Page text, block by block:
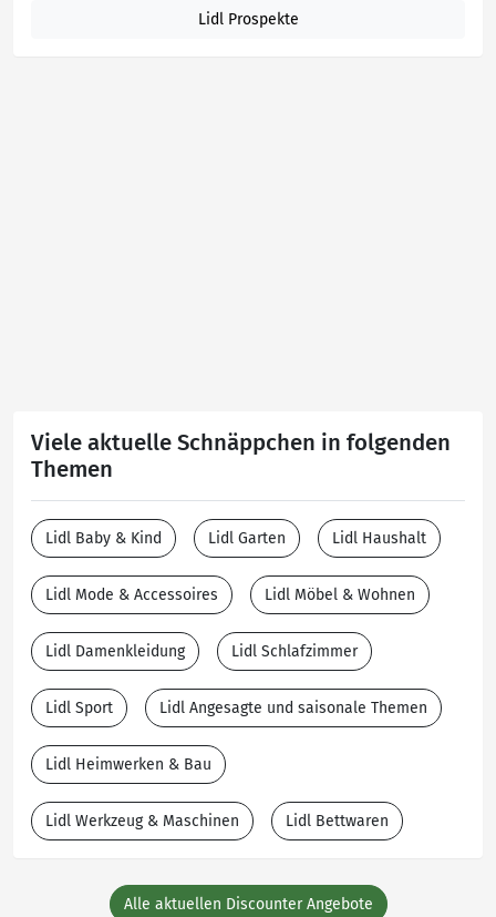
Lidl Prospekte
Viele aktuelle Schnäppchen in folgenden
Themen
Lidl Baby & Kind Lidl Garten Lidl Haushalt
Lidl Mode & Accessoires Lidl Möbel & Wohnen
Lidl Damenkleidung Lidl Schlafzimmer
Lidl Sport Lidl Angesagte und saisonale Themen
Lidl Heimwerken & Bau
Lidl Werkzeug & Maschinen Lidl Bettwaren
Alle aktuellen Discounter Angebote